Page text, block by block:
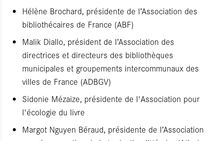
Hélène Brochard, présidente de l’Association des
bibliothécaires de France (ABF)
Malik Diallo, président de l’Association des
directrices et directeurs des bibliothèques
municipales et groupements intercommunaux des
villes de France (ADBGV)
Sidonie Mézaize, présidente de l'Association pour
l'écologie du livre
Margot Nguyen Béraud, présidente de l’Association